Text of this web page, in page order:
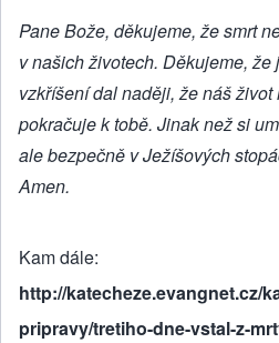
Pane Bože, děkujeme, že smrt
v našich životech. Děkujeme,
vzkříšení dal naději, že náš
pokračuje k tobě. Jinak než si
ale bezpečně v Ježíšových
Amen.
Kam dále
http://katecheze.evangnet.cz/
pripravy/tretiho-dne-vstal-z-